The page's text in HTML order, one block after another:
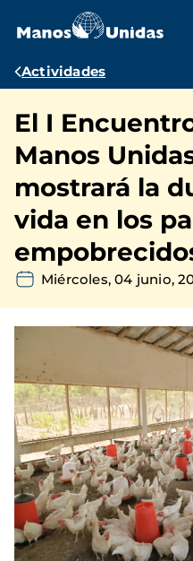
contenido
Ruta
navegación
Actividades
El I
Manos
mostrará la
vida en los
Miércoles, 04 junio,